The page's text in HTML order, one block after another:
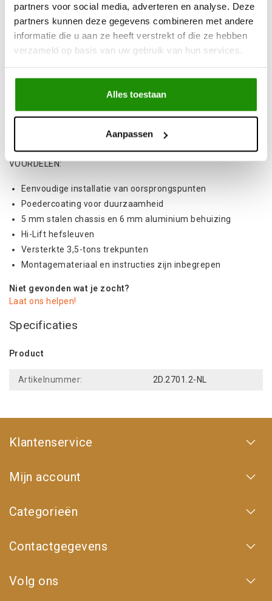
partners voor social media, adverteren en analyse. Deze
partners kunnen deze gegevens combineren met andere
informatie die u aan ze heeft verstrekt of die ze hebben
verzameld op basis van uw gebruik van hun services.
Alles toestaan
Aanpassen
ALUMINIUM BUMPERS
RIVAL aluminium bumpers bieden uitstekende stevigheid en
bescherming zonder de nadelen van zware stalen bumpers.
mist-/verstralers, hebben geïntegreerde ophaalpunten en
lierbevestigingen en kunnen worden aangepast aan uw
specifieke behoeften. De stijlvolle en functionele bumpers
bijpassende RIVAL skidplate-kits.
VOORDELEN:
Eenvoudige installatie van oorsprongspunten
Poedercoating voor duurzaamheid
5 mm stalen chassis en 6 mm aluminium behuizing
Hi-Lift hefsleuven
Versterkte 3,5-tons trekpunten
Montagemateriaal en instructies zijn inbegrepen
Niet gevonden wat je zocht?
Laat ons helpen!
Specificaties
Product
Artikelnummer: 2D.2701.2-NL
Klantenservice
Mijn account
Categorieën
Contactgegevens
Volg ons